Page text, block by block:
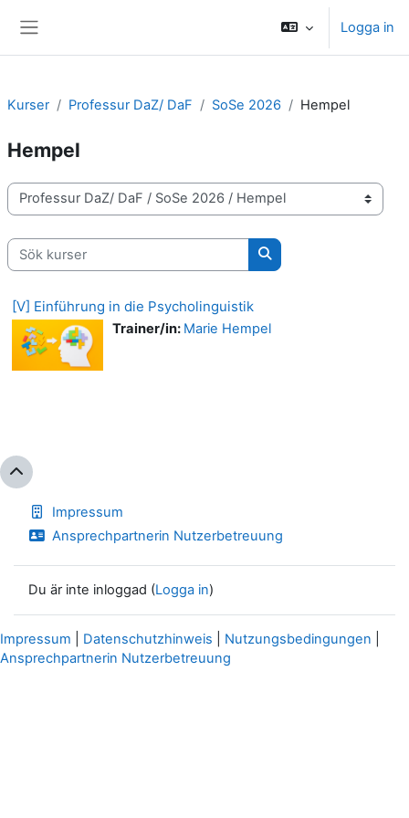
Logga in
Kurser Professur DaZ/ DaF SoSe 2026 Hempel
Hempel
Kurskategorier
Sök kurser
Sök kurser
[V] Einführung in die Psycholinguistik
Trainer/in: Marie Hempel
Impressum
Ansprechpartnerin Nutzerbetreuung
Du är inte inloggad (Logga in)
Impressum Datenschutzhinweis Nutzungsbedingungen
Ansprechpartnerin Nutzerbetreuung